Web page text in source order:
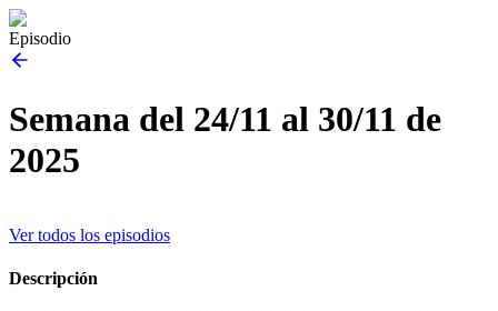
Episodio
Semana del 24/11 al 30/11 de
2025
Ver todos los episodios
Descripción